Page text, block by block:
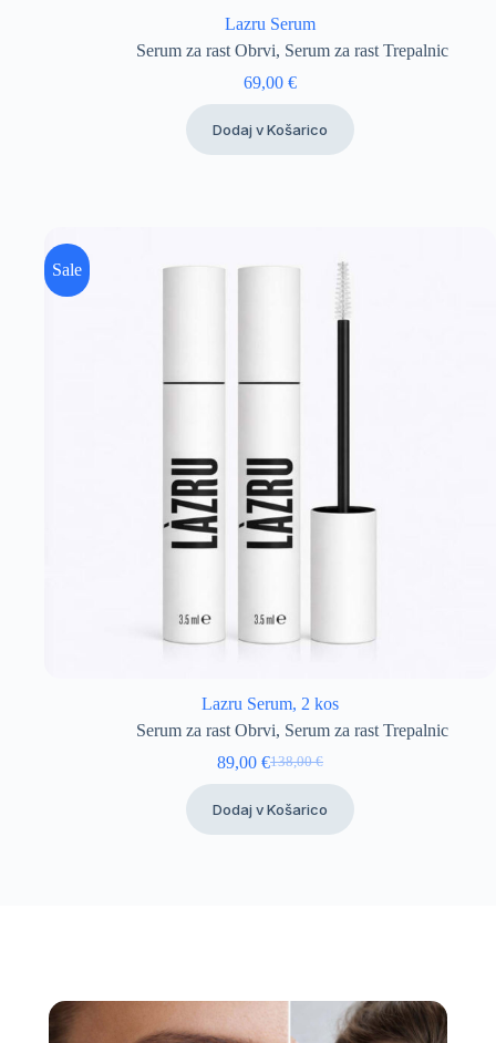
Lazru Serum
Serum za rast Obrvi, Serum za rast Trepalnic
69,00 €
Dodaj v Košarico
Sale
Lazru Serum, 2 kos
Serum za rast Obrvi, Serum za rast Trepalnic
138,00€
Izvirna
cena
je
bila:
89,00 €Trenutna
cena
je:
89,00 €.
Dodaj v Košarico